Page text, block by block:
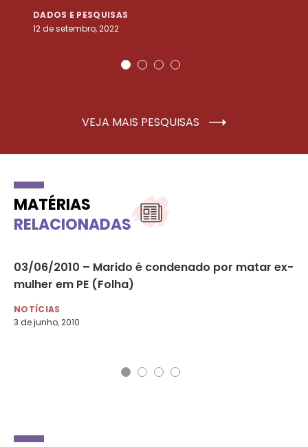
DADOS E PESQUISAS
12 de setembro, 2022
VEJA MAIS PESQUISAS
MATÉRIAS
RELACIONADAS
03/06/2010 – Marido é condenado por matar ex-
mulher em PE (Folha)
NOTÍCIAS
3 de junho, 2010